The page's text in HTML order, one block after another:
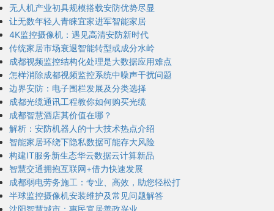
无人机产业初具规模搭载安防优势尽显
让无数年轻人青睐宜家进军智能家居
4K监控摄像机：遇见高清安防新时代
传统家居市场衰退智能转型或成分水岭
成都视频监控结构化处理是大数据应用难点
怎样消除成都视频监控系统中噪声干扰问题
边界安防：电子围栏发展及分类选择
成都光缆通讯工程教你如何购买光缆
成都智慧酒店其价值在哪？
解析：安防机器人的十大技术热点介绍
智能家居环绕下隐私数据可能存大风险
构建IT服务新生态华云数据云计算新品
智慧交通拥抱互联网+借力快速发展
成都弱电劳务施工：专业、高效，助您轻松打
半球监控摄像机安装维护及常见问题解答
沈阳智慧城市：惠民宜居善政兴业